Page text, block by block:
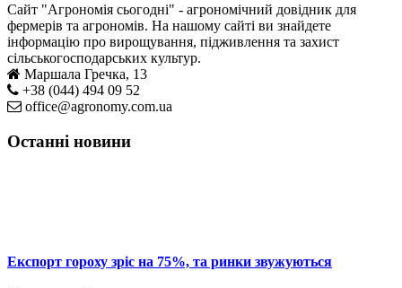
Сайт "Агрономія сьогодні" - агрономічний довідник для
фермерів та агрономів. На нашому сайті ви знайдете
інформацію про вирощування, підживлення та захист
сільськогосподарських культур.
Маршала Гречка, 13
+38 (044) 494 09 52
office@agronomy.com.ua
Останні новини
Експорт гороху зріс на 75%, та ринки звужуються